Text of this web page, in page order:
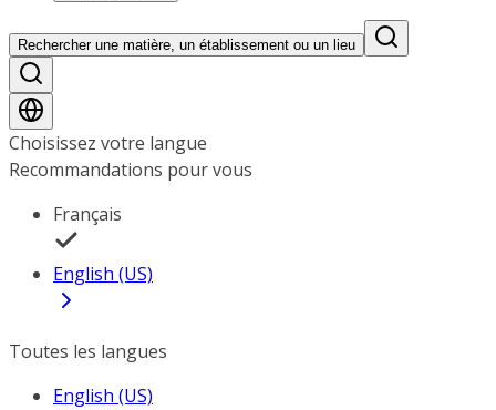
Rechercher une matière, un établissement ou un lieu
Choisissez votre langue
Recommandations pour vous
Français
English (US)
Toutes les langues
English (US)